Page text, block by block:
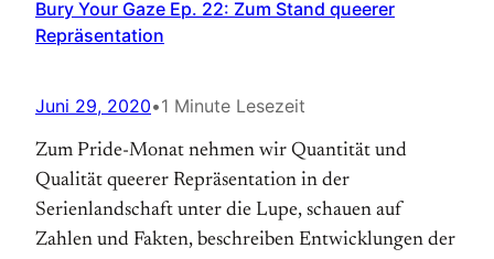
Bury Your Gaze Ep. 22: Zum Stand queerer
Repräsentation
Juni 29, 2020•1 Minute Lesezeit
Zum Pride-Monat nehmen wir Quantität und
Qualität queerer Repräsentation in der
Serienlandschaft unter die Lupe, schauen auf
Zahlen und Fakten, beschreiben Entwicklungen der